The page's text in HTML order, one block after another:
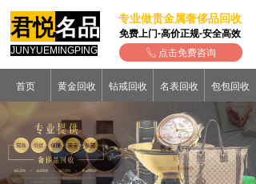
专业做贵金属奢侈品回收
免费上门-高价正规-安全高效
君悦名品
JUNYUEMINGPING ꂅ 点击免费咨询
首页 黄金回收 钻戒回收 名表回收 包包回收